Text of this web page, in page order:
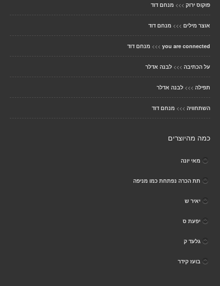
פוקוס ירוק >>> מנחם דוד
אוצר מילים >>> מנחם דוד
you are connected
>>> מנחם דוד
על הכתיבה >>> לבנה אדלר
תפילה >>> לבנה אדלר
השתחוויה >>> מנחם דוד
כמה מהיוצרים
מאי יונה
תת הכרה נפתחת כמו מניפה
יאיר ש
יפעת ס
גלעד ק
בועז קידר